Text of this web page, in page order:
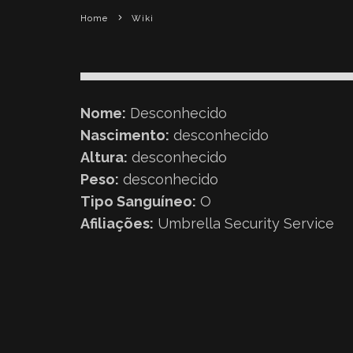
Home Wiki
Nome: Desconhecido
Nascimento: desconhecido
Altura: desconhecido
Peso: desconhecido
Tipo Sanguíneo: O
Afiliações: Umbrella Security Service